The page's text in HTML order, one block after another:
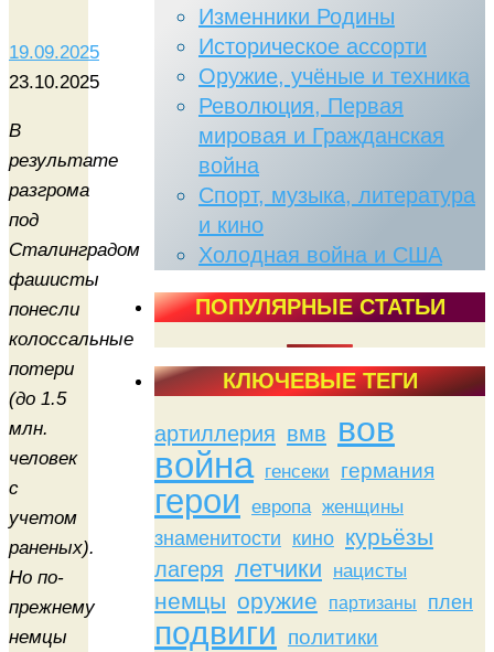
19.09.2025
23.10.2025
В
результате
разгрома
под
Сталинградом
фашисты
понесли
колоссальные
потери
(до 1.5
млн.
человек
с
учетом
раненых).
Но по-
прежнему
немцы
Изменники Родины
Историческое ассорти
Оружие, учёные и техника
Революция, Первая
мировая и Гражданская
война
Спорт, музыка, литература
и кино
Холодная война и США
ПОПУЛЯРНЫЕ СТАТЬИ
КЛЮЧЕВЫЕ ТЕГИ
артиллерия вмв вов
война генсеки германия
герои европа женщины
знаменитости кино курьёзы
лагеря летчики нацисты
немцы оружие партизаны плен
подвиги политики